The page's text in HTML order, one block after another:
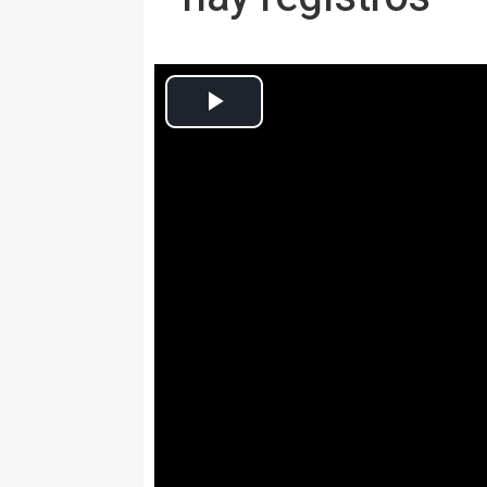
Europa Press Ciencia
Actualizado: viernes, 19 septiembre 2014 12:21